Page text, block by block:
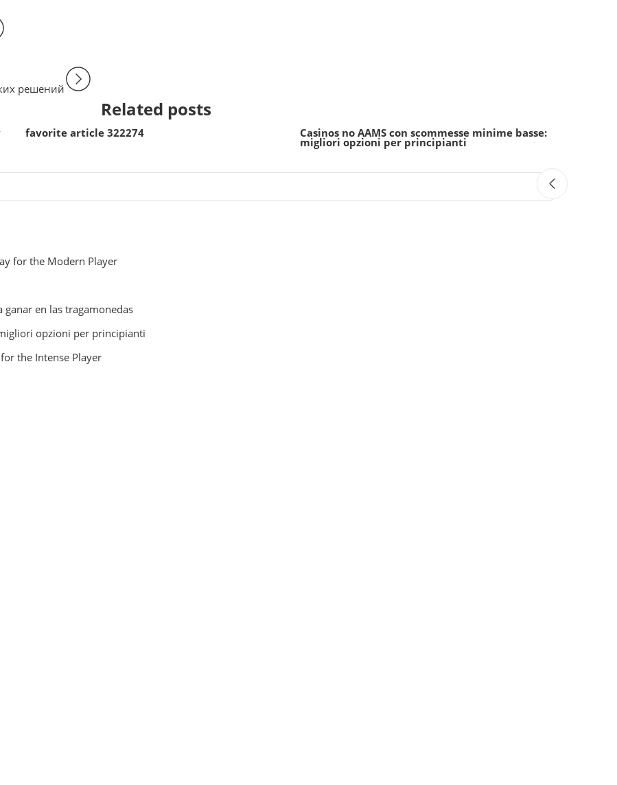
решений
Related posts
favorite article 322274 Casinos no AAMS con scommesse minime basse:
migliori opzioni per principianti
for the Modern Player
en las tragamonedas
opzioni per principianti
the Intense Player